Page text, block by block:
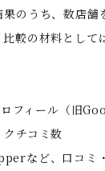
のうち、数店舗
較の材料として
フィール（旧
チコミ数
など、口コミ